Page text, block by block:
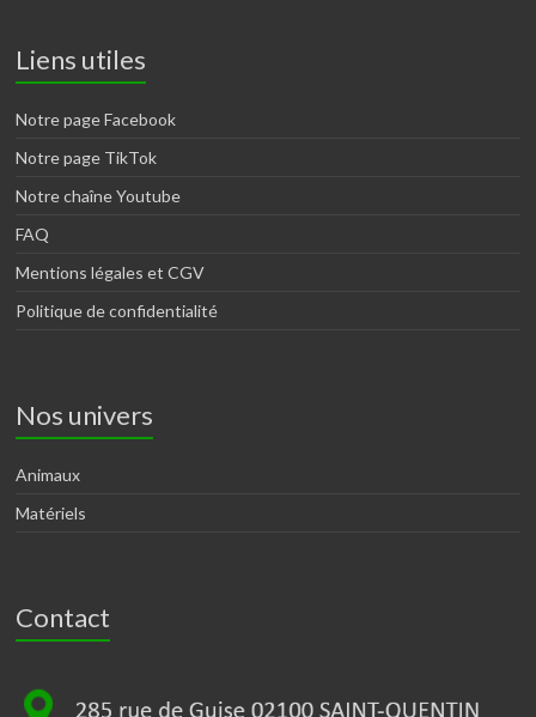
Liens utiles
Notre page Facebook
Notre page TikTok
Notre chaîne Youtube
FAQ
Mentions légales et CGV
Politique de confidentialité
Nos univers
Animaux
Matériels
Contact